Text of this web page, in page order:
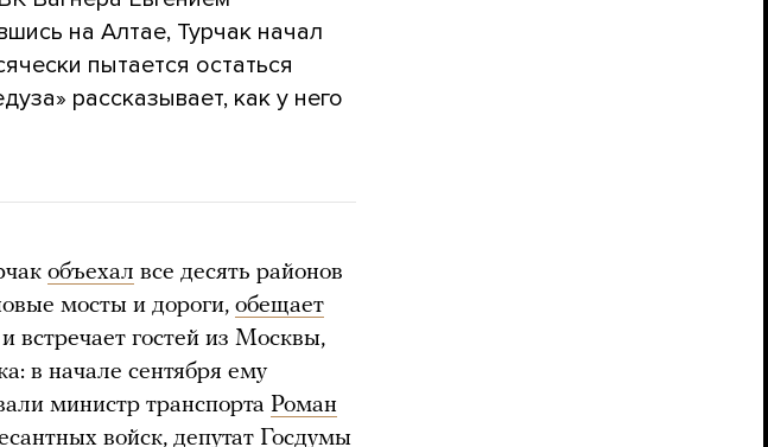
на Алтае, Турчак начал
пытается остаться
рассказывает, как у него
объехал все десять районов
мосты и дороги, обещает
встречает гостей из Москвы,
в начале сентября ему
министр транспорта Роман
войск, депутат Госдумы